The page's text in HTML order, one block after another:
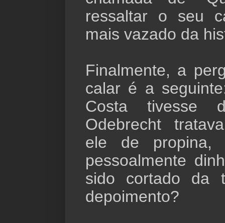
ressaltar o seu
mais vazado da
Finalmente, a
calar é a
Costa tivesse
Odebrecht
ele de propina,
pessoalmente
sido cortado da
depoimento?